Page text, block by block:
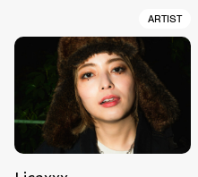
ARTIST